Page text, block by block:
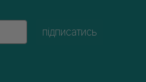
підписатись